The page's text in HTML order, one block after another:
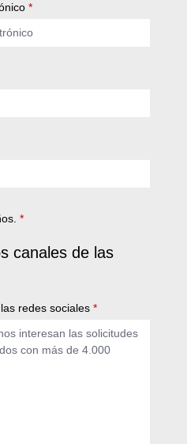
*
*
canales de las
redes sociales *